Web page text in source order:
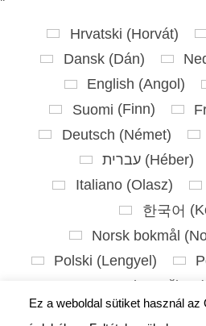
Ez a weboldal sütiket használ
Hrvatski (Horvát)
Dansk(Dán)
English (Angol )
Suomi (Finn)
Deutsch (Német)
עברית (Héber)
Italiano(Olasz)
한국어 (
Norsk bokmål (
Polski (Lengyel )
Slovenčina
(
Slovenščina(Szlovén)